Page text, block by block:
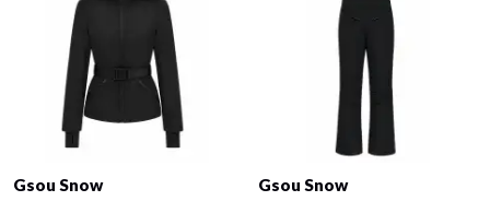
Gsou Snow
Gsou Snow